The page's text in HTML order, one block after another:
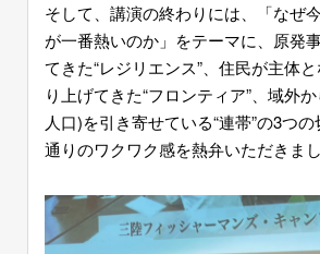
そして、講演の終わりには、「なぜ
が一番熱いのか」をテーマに、原発
てきた“レジリエンス”、住民が主体
り上げてきた“フロンティア”、域外
人口)を引き寄せている“連帯”の3つ
通りのワクワク感を熱弁いただきまし